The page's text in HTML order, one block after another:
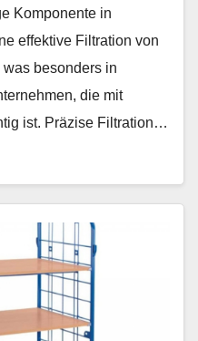
Komponente in
effektive Filtration von
besonders in
die mit
ist. Präzise Filtration…